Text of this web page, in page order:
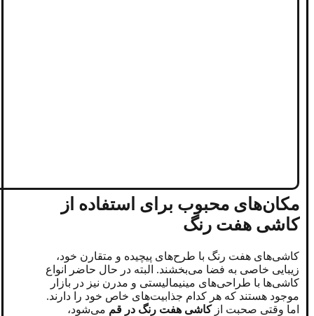
مکان‌های محبوب برای استفاده از
کاشی هفت رنگ
کاشی‌های هفت رنگ با طرح‌های پیچیده و متقارن خود،
زیبایی خاصی به فضا می‌بخشند. البته در حال حاضر انواع
کاشی‌ها با طراحی‌های مینیمالیستی و مدرن نیز در بازار
موجود هستند که هر کدام جذابیت‌های خاص خود را دارند.
اما وقتی صحبت ازکاشی هفت رنگ در قم می‌شود،